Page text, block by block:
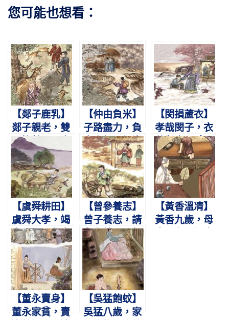
您可能也想看：
【郯子鹿乳】
郯子親老，雙
目皆瞽。入鹿
群中，為取鹿
乳。
【仲由負米】
子路盡力，負
米奉親。親沒
仕楚，歎不及
貧。
【閔損蘆衣】
孝哉閔子，衣
蘆禦車。感父
救母，千古令
譽。
【虞舜耕田】
虞舜大孝，竭
力于田。象鳥
相助，孝感動
天。
【曾參養志】
曾子養志，請
與有餘。母齧
其指，負薪歸
廬。
【黃香溫凊】
黃香九歲，母
【董永賣身】
董永家貧，賣
【吳猛飽蚊】
吳猛八歲，家